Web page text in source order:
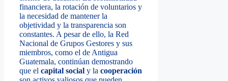
financiera, la rotación de voluntarios y
la necesidad de mantener la
objetividad y la transparencia son
constantes. A pesar de ello, la Red
Nacional de Grupos Gestores y sus
miembros, como el de Antigua
Guatemala, continúan demostrando
que el capital social y la cooperación